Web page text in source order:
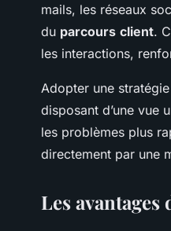
mails, les réseaux
du parcours client.
les interactions,
Adopter une stratégie
disposant d’une vue
les problèmes plus
directement par une
Les